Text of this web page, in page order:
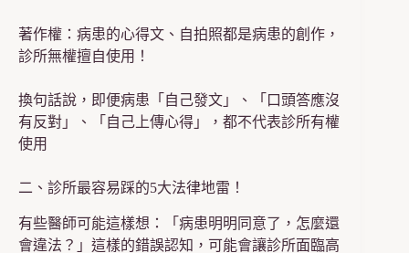
著作權：病患的心得文、自拍照都是病患的創作，
診所無權擅自使用！
換句話說，即便病患「自己發文」、「口頭答應沒
有反對」、「自己上傳心得」，都不代表診所有權
使用
二、診所最容易踩的5大法律地雷！
有些醫師可能這樣想：「病患明明同意了，怎麼還
會違法？」這樣的錯誤認知，可能會讓診所面臨高